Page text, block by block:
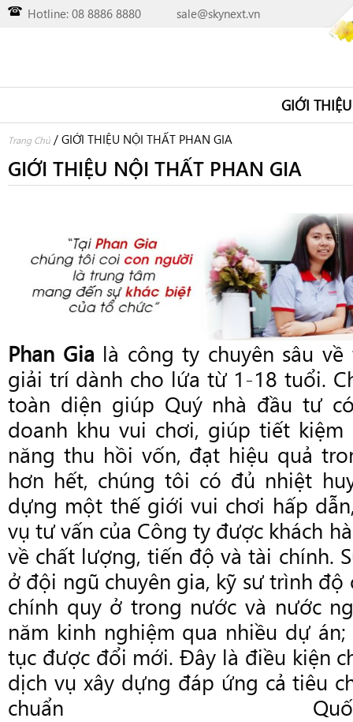
Hotline: 08 8886 8880 sale@skynext.vn
GIỚI THIỆU
Trang Chủ / GIỚI THIỆU NỘI THẤT PHAN GIA
GIỚI THIỆU NỘI THẤT PHAN GIA
Phan Gia là công ty chuyên sâu
giải trí dành cho lứa từ 1-18 tuổi.
toàn diện giúp Quý nhà đầu tư
doanh khu vui chơi, giúp tiết
năng thu hồi vốn, đạt hiệu quả
hơn hết, chúng tôi có đủ nhiệt
dựng một thế giới vui chơi hấp
vụ tư vấn của Công ty được khách
về chất lượng, tiến độ và tài chính.
ở đội ngũ chuyên gia, kỹ sư trình
chính quy ở trong nước và nước
năm kinh nghiệm qua nhiều dự
tục được đổi mới. Đây là điều kiện
dịch vụ xây dựng đáp ứng cả tiêu
chuẩn